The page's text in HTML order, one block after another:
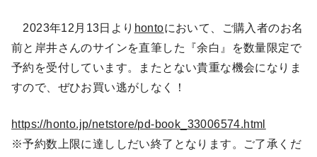
2023年12月13日より hontoにおいて、ご購入者のお名
前と岸井さんのサインを直筆した『余白』を数量限定で
予約を受付しています。またとない貴重な機会になりま
すので、ぜひお買い逃がしなく！
https://honto.jp/netstore/pd-book_33006574.html
※予約数上限に達ししだい終了となります。ご了承くだ